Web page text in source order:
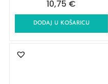
10,75 €
DODAJ U KOŠARICU